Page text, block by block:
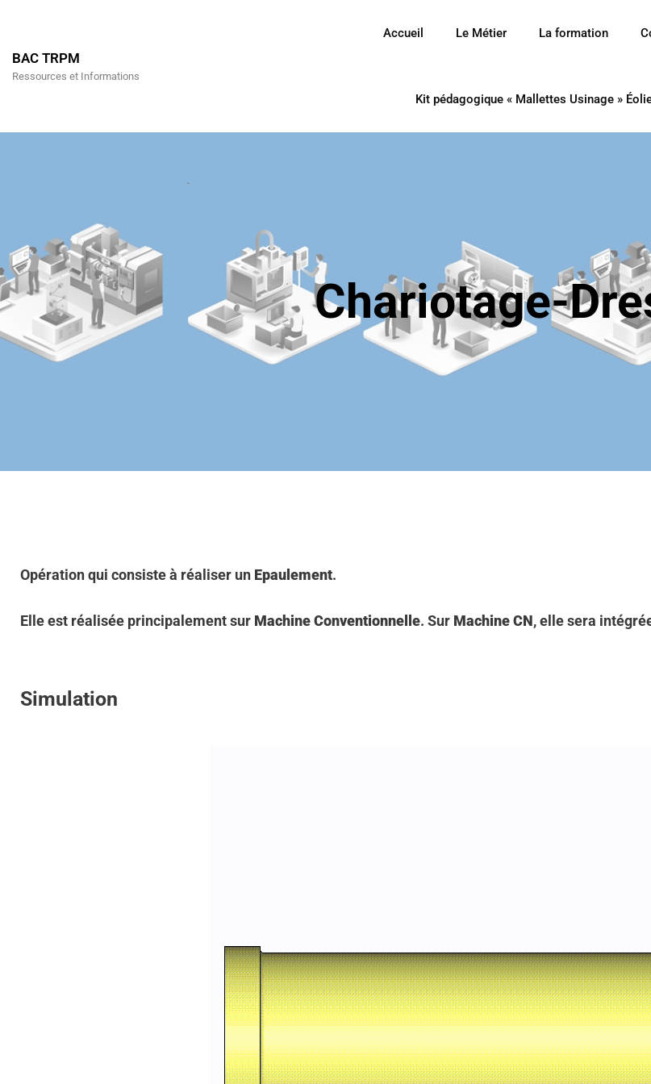
BAC TRPM
Ressources et Informations
Accueil Le Métier La formation
Kit pédagogique « Mallettes Usinage »
Chariotage-
Opération qui consiste à réaliser un Epaulement.
Elle est réalisée principalement sur Machine Conventionnelle. Sur Machine CN, elle sera
Simulation